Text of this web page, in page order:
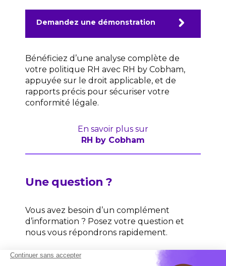
Demandez une démonstration
Bénéficiez d’une analyse complète de
votre politique RH avec RH by Cobham,
appuyée sur le droit applicable, et de
rapports précis pour sécuriser votre
conformité légale.
En savoir plus sur
RH by Cobham
Une question ?
Vous avez besoin d’un complément
d’information ? Posez votre question et
nous vous répondrons rapidement.